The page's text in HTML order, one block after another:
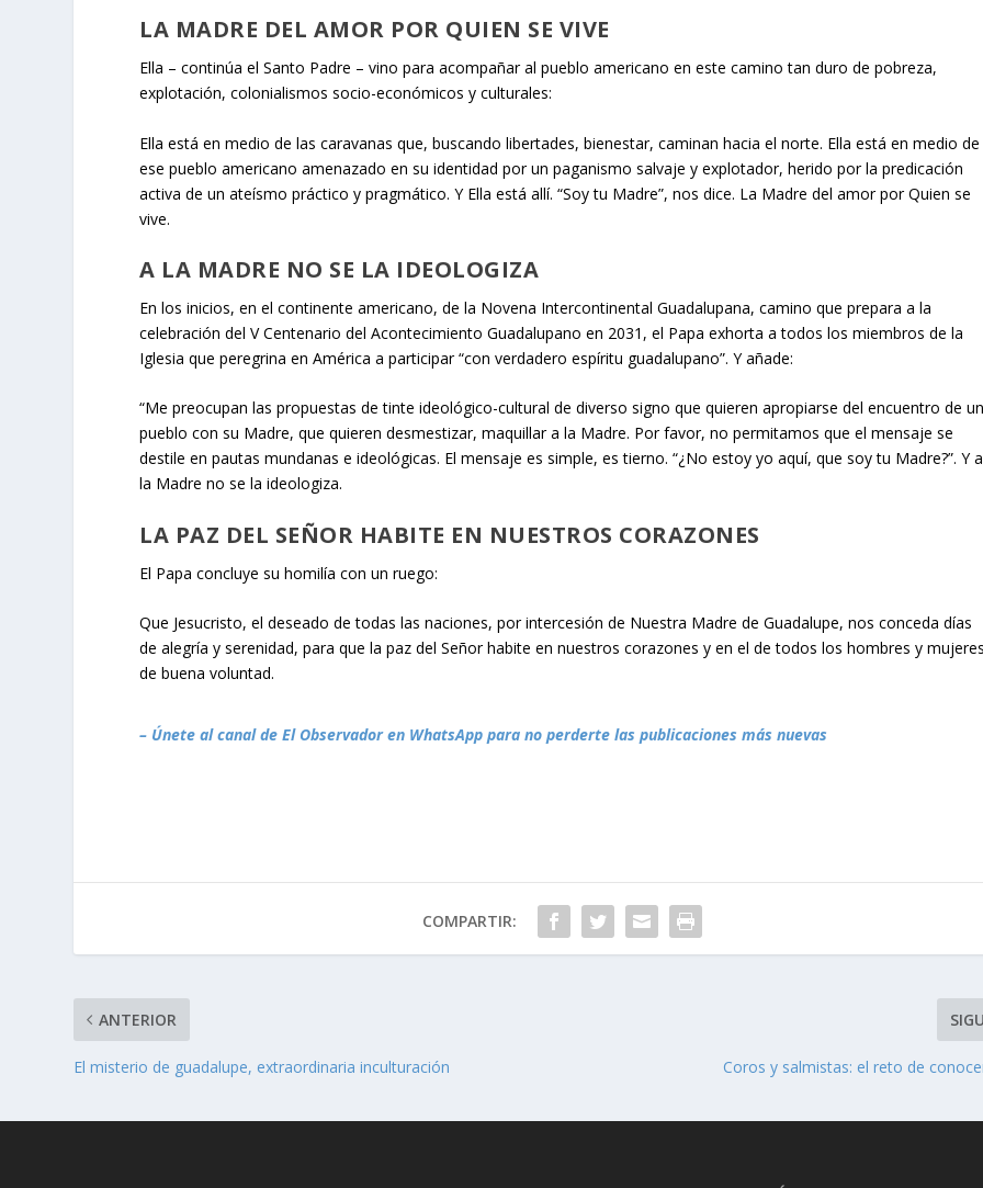
LA MADRE DEL AMOR POR QUIEN SE VIVE
Ella – continúa el Santo Padre – vino para acompañar al pueblo americano en este camino tan duro de pobreza,
explotación, colonialismos socio-económicos y culturales:
Ella está en medio de las caravanas que, buscando libertades, bienestar, caminan hacia el norte. Ella está en medio de
ese pueblo americano amenazado en su identidad por un paganismo salvaje y explotador, herido por la predicación
activa de un ateísmo práctico y pragmático. Y Ella está allí. “Soy tu Madre”, nos dice. La Madre del amor por Quien se
vive.
A LA MADRE NO SE LA IDEOLOGIZA
En los inicios, en el continente americano, de la Novena Intercontinental Guadalupana, camino que prepara a la
celebración del V Centenario del Acontecimiento Guadalupano en 2031, el Papa exhorta a todos los miembros de la
Iglesia que peregrina en América a participar “con verdadero espíritu guadalupano”. Y añade:
“Me preocupan las propuestas de tinte ideológico-cultural de diverso signo que quieren apropiarse del encuentro de
pueblo con su Madre, que quieren desmestizar, maquillar a la Madre. Por favor, no permitamos que el mensaje se
destile en pautas mundanas e ideológicas. El mensaje es simple, es tierno. “¿No estoy yo aquí, que soy tu Madre?”. Y a
la Madre no se la ideologiza.
LA PAZ DEL SEÑOR HABITE EN NUESTROS CORAZONES
El Papa concluye su homilía con un ruego:
Que Jesucristo, el deseado de todas las naciones, por intercesión de Nuestra Madre de Guadalupe, nos conceda días
de alegría y serenidad, para que la paz del Señor habite en nuestros corazones y en el de todos los hombres y
de buena voluntad.
– Únete al canal de El Observador en WhatsApp para no perderte las publicaciones más nuevas
COMPARTIR:
ANTERIOR
El misterio de guadalupe, extraordinaria inculturación Coros y salmistas: el reto de